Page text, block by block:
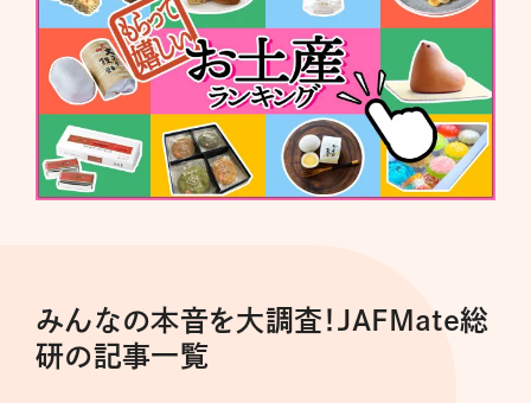
みんなの本音を大調査！JAFMate総
研の記事一覧